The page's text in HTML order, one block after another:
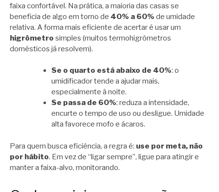
faixa confortável. Na prática, a maioria das casas se
beneficia de algo em torno de 40% a 60% de umidade
relativa. A forma mais eficiente de acertar é usar um
higrômetro simples (muitos termohigrômetros
domésticos já resolvem).
Se o quarto está abaixo de 40%: o
umidificador tende a ajudar mais,
especialmente à noite.
Se passa de 60%: reduza a intensidade,
encurte o tempo de uso ou desligue. Umidade
alta favorece mofo e ácaros.
Para quem busca eficiência, a regra é: use por meta, não
por hábito. Em vez de “ligar sempre”, ligue para atingir e
manter a faixa-alvo, monitorando.